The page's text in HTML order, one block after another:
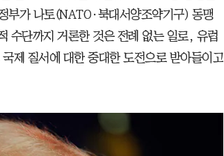
부가 나토(NATO·북대서양조약기구) 동맹
수단까지 거론한 것은 전례 없는 일로, 유럽
제 질서에 대한 중대한 도전으로 받아들이고